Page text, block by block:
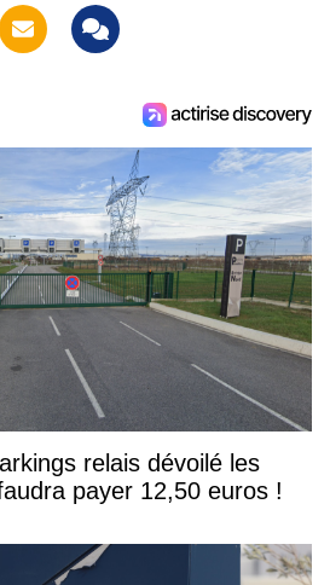
relais dévoilé les
payer 12,50 euros !